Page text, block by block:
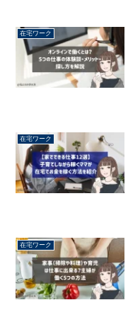
在宅ワーク
在宅ワーク
在宅ワーク